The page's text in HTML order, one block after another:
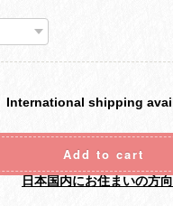
International shipping
Add to cart
日本国内にお住まいの方